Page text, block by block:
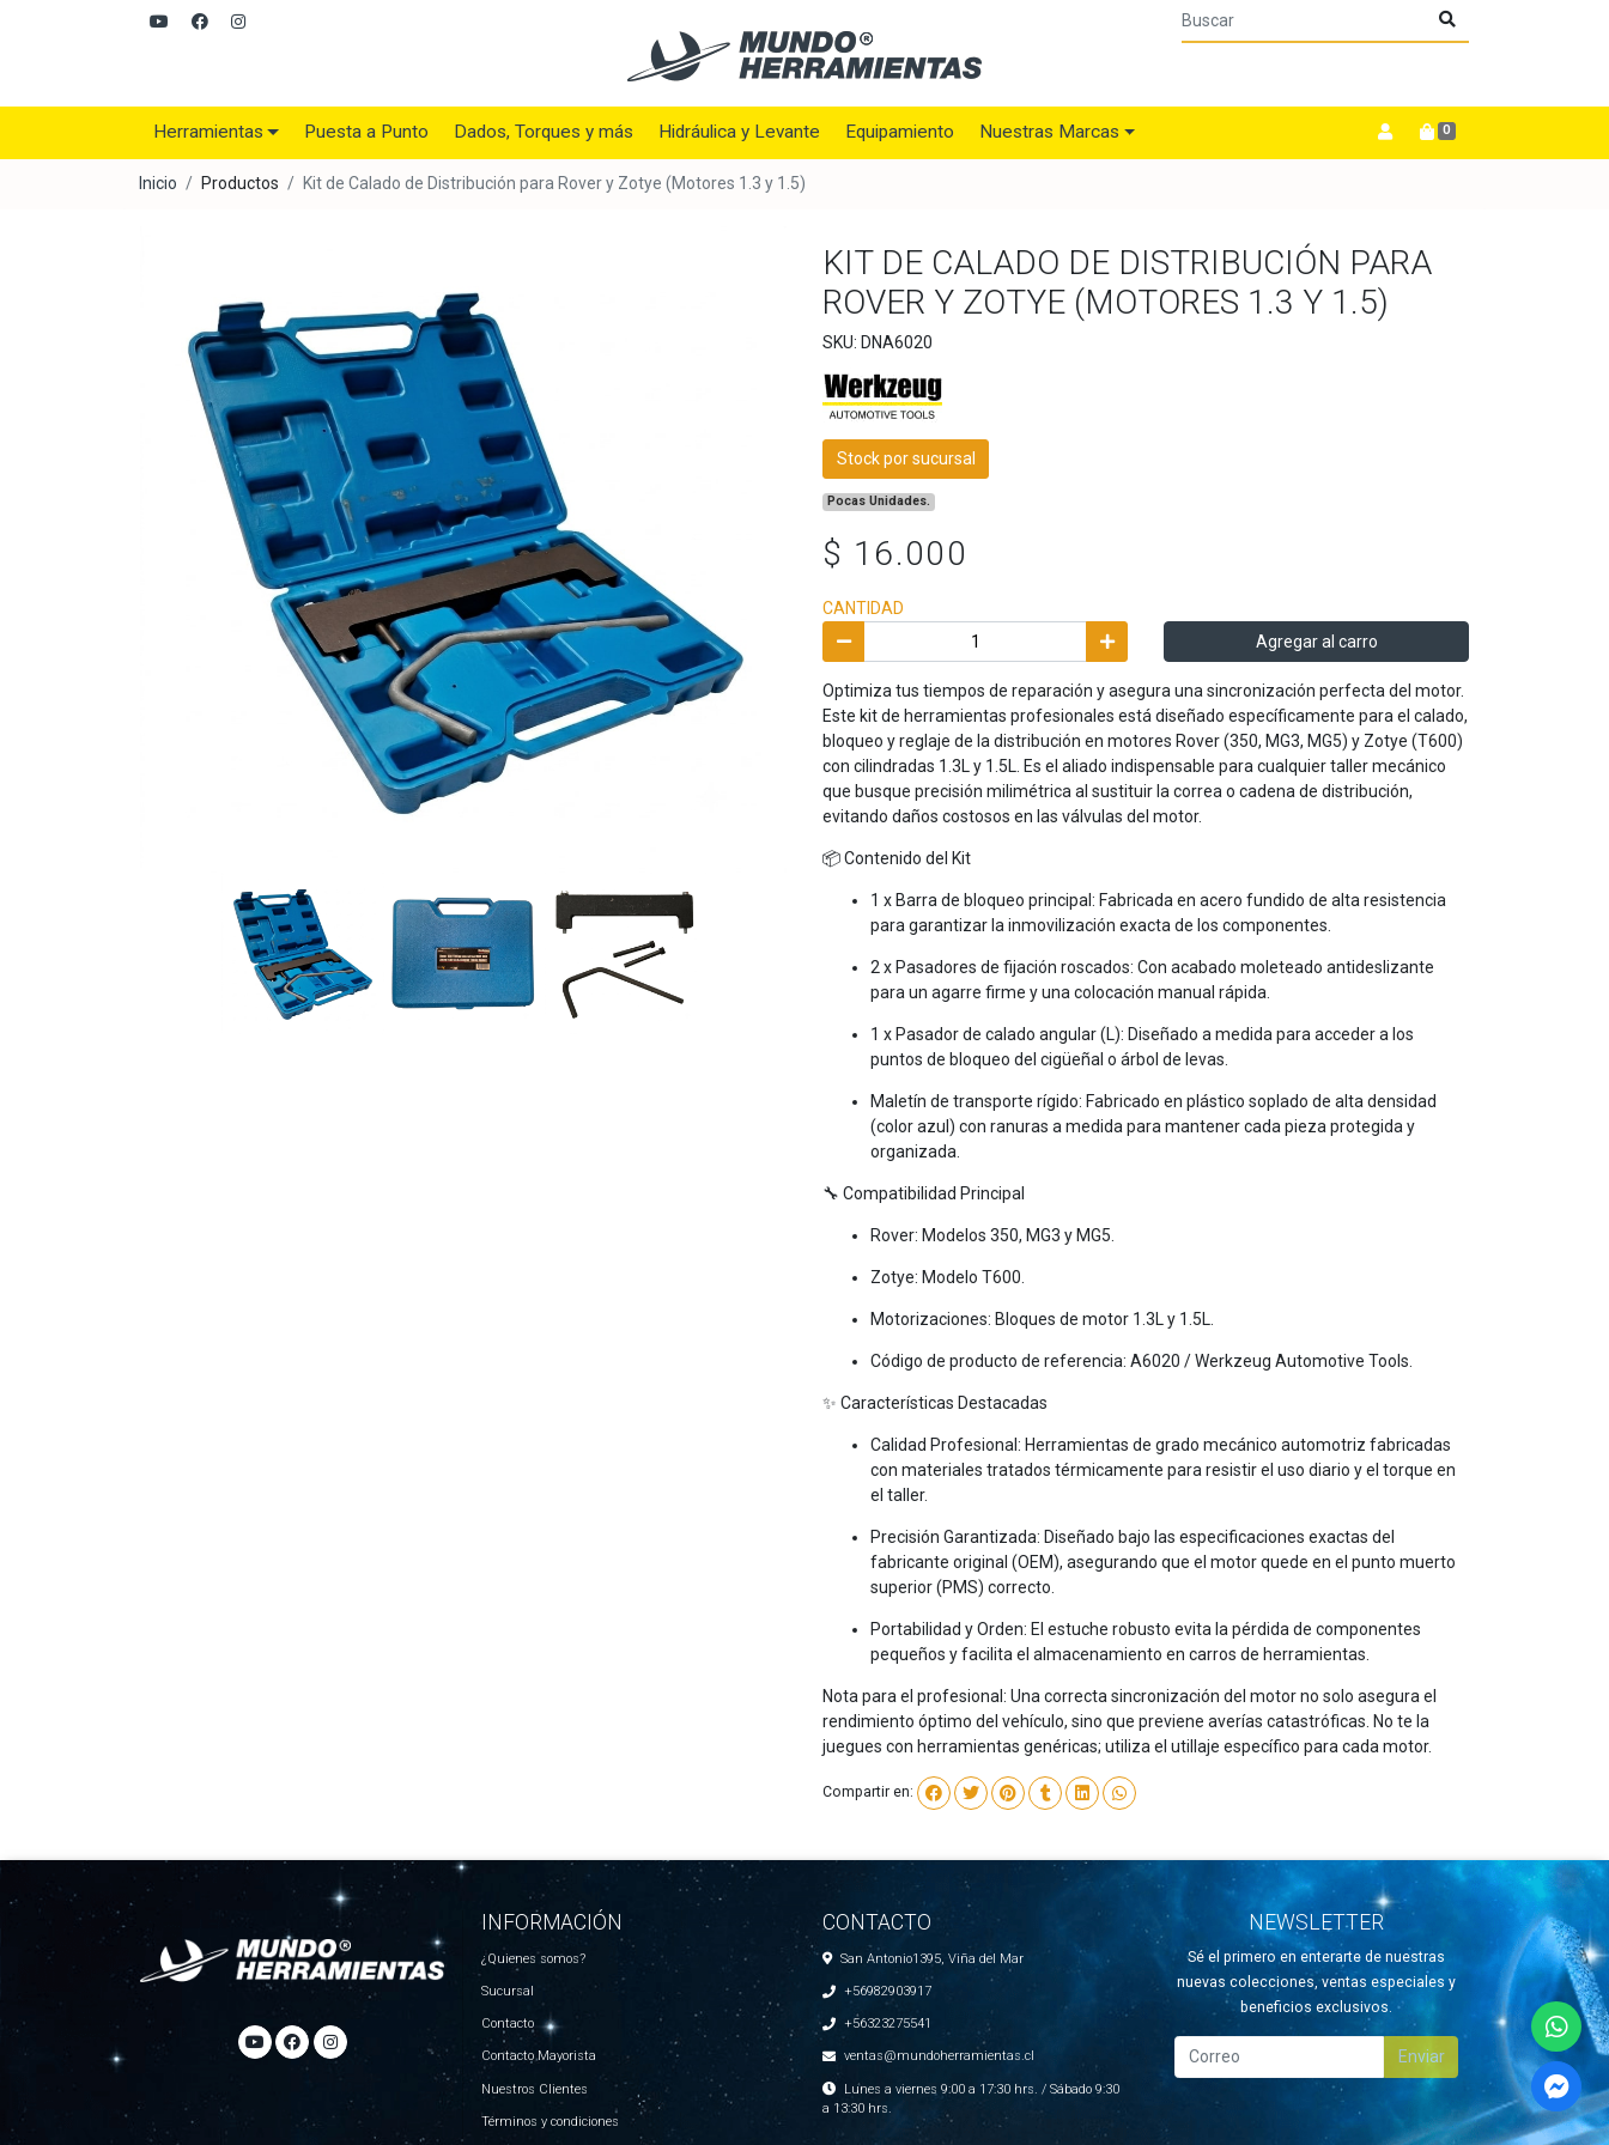
Herramientas Puesta a Punto Dados, Torques y más Hidráulica y Levante Equipamiento Nuestras Marcas 0
Inicio Productos Kit de Calado de Distribución para Rover y Zotye (Motores 1.3 y 1.5)
KIT DE CALADO DE DISTRIBUCIÓN PARA
ROVER Y ZOTYE (MOTORES 1.3 Y 1.5)
SKU: DNA6020
Stock por sucursal
Pocas Unidades.
$ 16.000
CANTIDAD
Agregar al carro
Optimiza tus tiempos de reparación y asegura una sincronización perfecta del motor.
Este kit de herramientas profesionales está diseñado específicamente para el calado,
bloqueo y reglaje de la distribución en motores Rover (350, MG3, MG5) y Zotye (T600)
con cilindradas 1.3L y 1.5L. Es el aliado indispensable para cualquier taller mecánico
que busque precisión milimétrica al sustituir la correa o cadena de distribución,
evitando daños costosos en las válvulas del motor.
📦 Contenido del Kit
1 x Barra de bloqueo principal: Fabricada en acero fundido de alta resistencia
para garantizar la inmovilización exacta de los componentes.
2 x Pasadores de fijación roscados: Con acabado moleteado antideslizante
para un agarre firme y una colocación manual rápida.
1 x Pasador de calado angular (L): Diseñado a medida para acceder a los
puntos de bloqueo del cigüeñal o árbol de levas.
Maletín de transporte rígido: Fabricado en plástico soplado de alta densidad
(color azul) con ranuras a medida para mantener cada pieza protegida y
organizada.
🔧 Compatibilidad Principal
Rover: Modelos 350, MG3 y MG5.
Zotye: Modelo T600.
Motorizaciones: Bloques de motor 1.3L y 1.5L.
Código de producto de referencia: A6020 / Werkzeug Automotive Tools.
✨ Características Destacadas
Calidad Profesional: Herramientas de grado mecánico automotriz fabricadas
con materiales tratados térmicamente para resistir el uso diario y el torque en
el taller.
Precisión Garantizada: Diseñado bajo las especificaciones exactas del
fabricante original (OEM), asegurando que el motor quede en el punto muerto
superior (PMS) correcto.
Portabilidad y Orden: El estuche robusto evita la pérdida de componentes
pequeños y facilita el almacenamiento en carros de herramientas.
Nota para el profesional: Una correcta sincronización del motor no solo asegura el
rendimiento óptimo del vehículo, sino que previene averías catastróficas. No te la
juegues con herramientas genéricas; utiliza el utillaje específico para cada motor.
Compartir en:
INFORMACIÓN
¿Quienes somos?
Sucursal
Contacto
Contacto Mayorista
Nuestros Clientes
Términos y condiciones
CONTACTO
San Antonio1395, Viña del Mar
+56982903917
+56323275541
ventas@mundoherramientas.cl
Lunes a viernes 9:00 a 17:30 hrs. / Sábado 9:30
a 13:30 hrs.
NEWSLETTER
Sé el primero en enterarte de nuestras
nuevas colecciones, ventas especiales y
beneficios exclusivos.
Enviar